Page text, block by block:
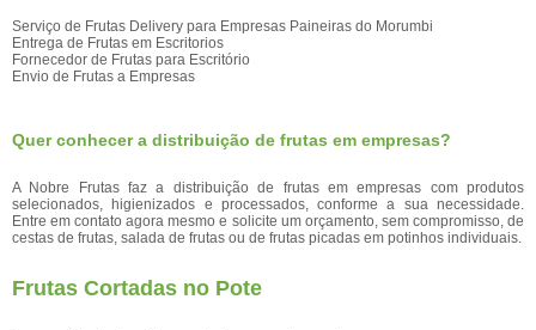
Serviço de Frutas Delivery para Empresas Paineiras do Morumbi
Entrega de Frutas em Escritorios
Fornecedor de Frutas para Escritório
Envio de Frutas a Empresas
Quer conhecer a distribuição de frutas em empresas?
A Nobre Frutas faz a distribuição de frutas em empresas com produtos
selecionados, higienizados e processados, conforme a sua necessidade.
Entre em contato agora mesmo e solicite um orçamento, sem compromisso, de
cestas de frutas, salada de frutas ou de frutas picadas em potinhos individuais.
Frutas Cortadas no Pote